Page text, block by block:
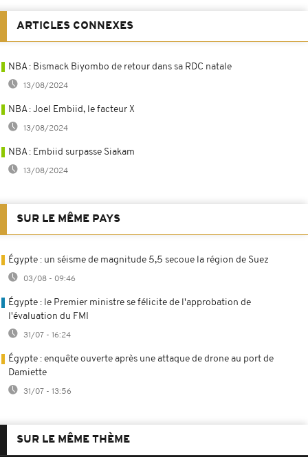
ARTICLES CONNEXES
NBA : Bismack Biyombo de retour dans sa RDC natale
13/08/2024
NBA : Joel Embiid, le facteur X
13/08/2024
NBA : Embiid surpasse Siakam
13/08/2024
SUR LE MÊME PAYS
Égypte : un séisme de magnitude 5,5 secoue la région de Suez
03/08 - 09:46
Égypte : le Premier ministre se félicite de l'approbation de
l'évaluation du FMI
31/07 - 16:24
Égypte : enquête ouverte après une attaque de drone au port de
Damiette
31/07 - 13:56
SUR LE MÊME THÈME